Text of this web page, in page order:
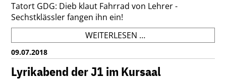
Tatort GDG: Dieb klaut Fahrrad von Lehrer -
Sechstklässler fangen ihn ein!
WEITERLESEN …GDG-
SCHÜLER
JAGEN
FAHRRADDIEB
09.07.2018
Lyrikabend der J1 im Kursaal